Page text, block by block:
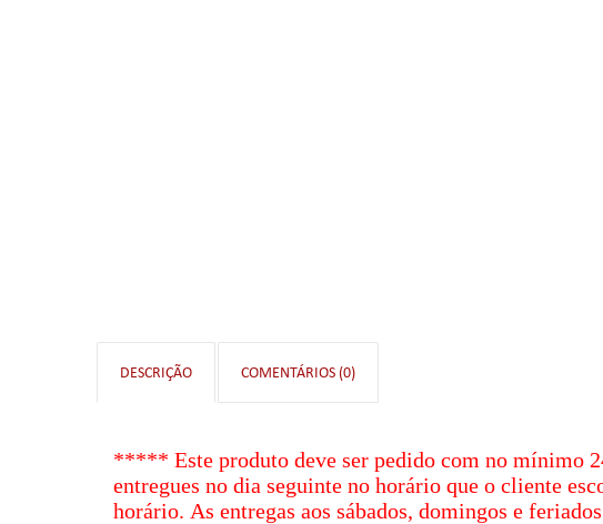
DESCRIÇÃO COMENTÁRIOS (0)
***** Este produto deve ser pedido com no mínimo
entregues no dia seguinte no horário que o cliente
horário. As entregas aos sábados, domingos e